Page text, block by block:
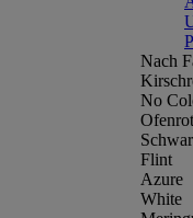
Nach
No
Ofenrot
Flint
Azure
White